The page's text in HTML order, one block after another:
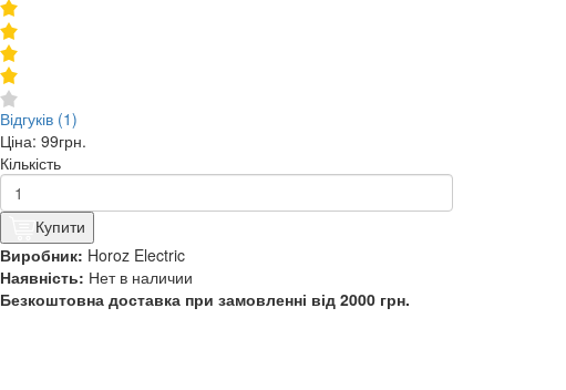
Відгуків (1)
Ціна:99грн.
Кількість
Купити
Виробник: Horoz Electric
Наявність: Нет в наличии
Безкоштовна доставка при замовленні від 2000 грн.